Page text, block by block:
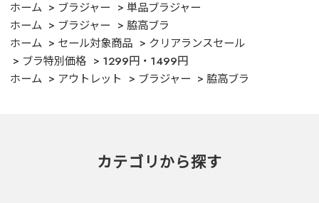
ホーム
ブラジャー
単品ブラジャー
ホーム
ブラジャー
脇高ブラ
ホーム
セール対象商品
クリアランスセール
ブラ特別価格
1299円・1499円
ホーム
アウトレット ブラジャー 脇高ブラ
カテゴリから探す